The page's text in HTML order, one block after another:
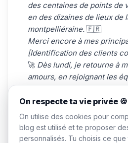
des centaines de points de
en des dizaines de lieux de
montpelliéraine. 🇫🇷
Merci encore à mes
[Identification des clients
🚀 Dès lundi, je retourne à
amours, en rejoignant les
✨Je participerai au
l’alimentation du blog, de
autour[Ajout de détails sous
Merci encore à
On respecte ta vie privée 🍪
On utilise des cookies pour
blog est utilisé et te proposer
personnalisés. Tu choisis ce